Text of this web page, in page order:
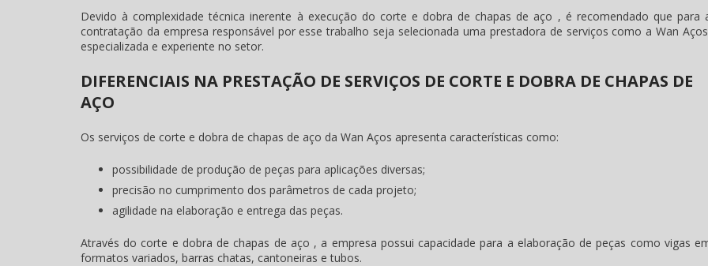
Devido à complexidade técnica inerente à execução do corte e dobra de chapas de aço , é recomendado que para
contratação da empresa responsável por esse trabalho seja selecionada uma prestadora de serviços como a Wan
especializada e experiente no setor.
DIFERENCIAIS NA PRESTAÇÃO DE SERVIÇOS DE CORTE E DOBRA DE CHAPAS DE
AÇO
Os serviços de corte e dobra de chapas de aço da Wan Aços apresenta características como:
possibilidade de produção de peças para aplicações diversas;
precisão no cumprimento dos parâmetros de cada projeto;
agilidade na elaboração e entrega das peças.
Através do corte e dobra de chapas de aço , a empresa possui capacidade para a elaboração de peças como vigas
formatos variados, barras chatas, cantoneiras e tubos.